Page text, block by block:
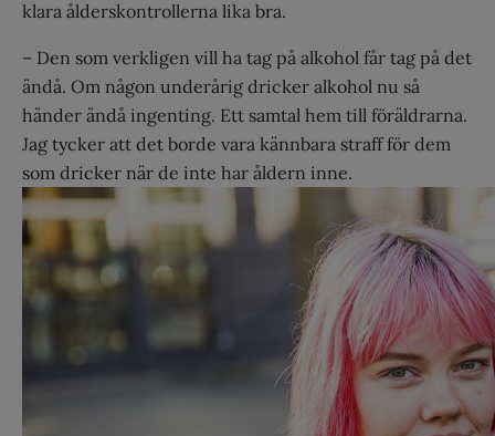
klara ålderskontrollerna lika bra.
– Den som verkligen vill ha tag på alkohol får tag på det
ändå. Om någon underårig dricker alkohol nu så
händer ändå ingenting. Ett samtal hem till föräldrarna.
Jag tycker att det borde vara kännbara straff för dem
som dricker när de inte har åldern inne.